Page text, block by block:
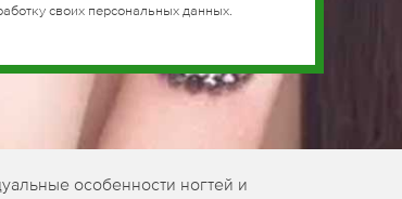
своих персональных данных.
особенности ногтей и